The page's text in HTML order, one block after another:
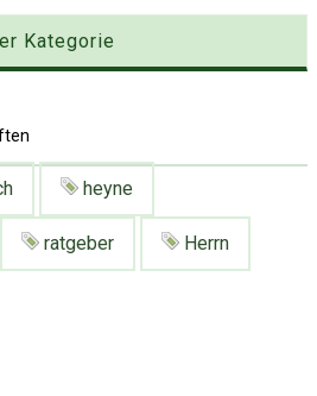
Kategorie
heyne
ratgeber Herrn